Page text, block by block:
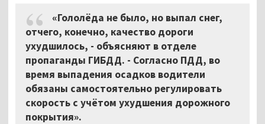
«Гололёда не было, но выпал снег,
отчего, конечно, качество дороги
ухудшилось, - объясняют в отделе
пропаганды ГИБДД. - Согласно ПДД, во
время выпадения осадков водители
обязаны самостоятельно регулировать
скорость с учётом ухудшения дорожного
покрытия».